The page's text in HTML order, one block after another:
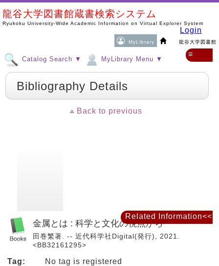
龍谷大学図書館蔵書検索システム
Ryukoku University-Wide Academic Information on Virtual Explorer System
MyLibrary 龍谷大学図書館
Login
Catalog Search ▼ MyLibrary Menu ▼
≡
Bibliography Details
Back to previous
金属とは : 科学と文化の視点から
田巻繁著. -- 近代科学社Digital(発行), 2021.
<BB32161295>
Tag:
No tag is registered
Related Information<<